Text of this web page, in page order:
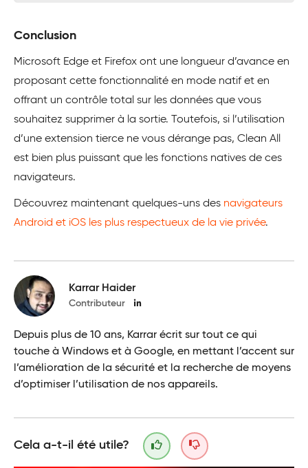
Conclusion
Microsoft Edge et Firefox ont une longueur d’avance en
proposant cette fonctionnalité en mode natif et en
offrant un contrôle total sur les données que vous
souhaitez supprimer à la sortie. Toutefois, si l’utilisation
d’une extension tierce ne vous dérange pas, Clean All
est bien plus puissant que les fonctions natives de ces
navigateurs.
Découvrez maintenant quelques-uns des navigateurs
Android et iOS les plus respectueux de la vie privée.
Karrar Haider
Contributeur
Depuis plus de 10 ans, Karrar écrit sur tout ce qui
touche à Windows et à Google, en mettant l’accent sur
l’amélioration de la sécurité et la recherche de moyens
d’optimiser l’utilisation de nos appareils.
Cela a-t-il été utile?